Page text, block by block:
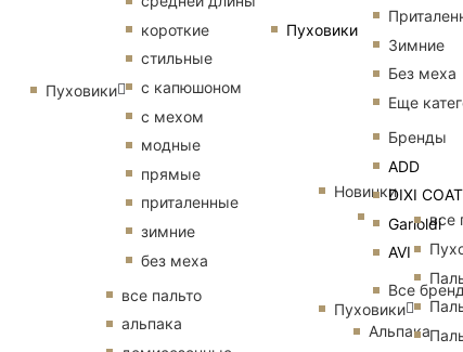
Пуховики
Зимние
Без меха
Еще
Бренды
ADD
DIXI COAT
Garioldi
AVI
Все
Альпака
Пуховики
короткие
стильные
с капюшоном
с мехом
модные
прямые
приталенные
зимние
без меха
все пальто
альпака
Новинки
Пуховики
все